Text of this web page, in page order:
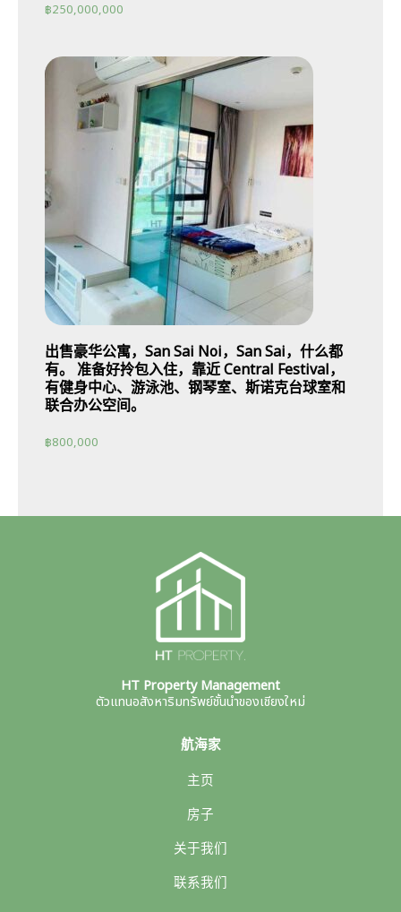
฿250,000,000
出售豪华公寓，San Sai Noi，San Sai，什么都
有。 准备好拎包入住，靠近 Central Festival，
有健身中心、游泳池、钢琴室、斯诺克台球室和
联合办公空间。
฿800,000
HT Property Management
ตัวแทนอสังหาริมทรัพย์ชั้นนำของเชียงใหม่
航海家
主页
房子
关于我们
联系我们